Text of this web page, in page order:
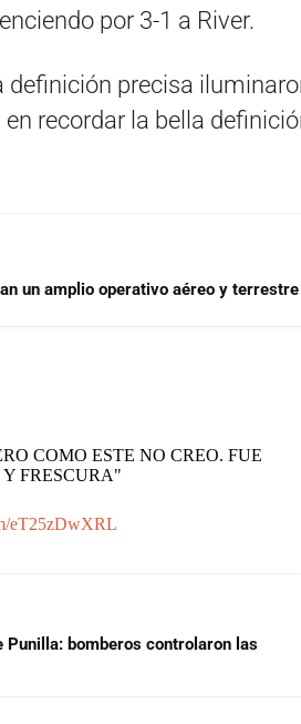
por 3-1 a River.
definición precisa
recordar la bella
un amplio operativo aéreo y terrestre
COMO ESTE NO CREO. FUE
FRESCURA"
eT25zDwXRL
Punilla: bomberos controlaron las